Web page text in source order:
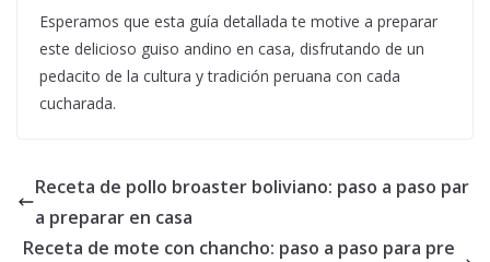
Esperamos que esta guía detallada te motive a preparar
este delicioso guiso andino en casa, disfrutando de un
pedacito de la cultura y tradición peruana con cada
cucharada.
Receta de pollo broaster boliviano: paso a paso par
a preparar en casa
Receta de mote con chancho: paso a paso para pre